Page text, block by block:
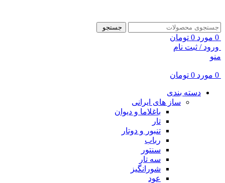
جستجو
0 مورد 0 تومان
ورود / ثبت نام
منو
0 مورد 0 تومان
دسته بندی
ساز های ایرانی
باغلاما و دیوان
تار
تنبور و دوتار
رباب
سنتور
سه تار
شورانگیز
عود